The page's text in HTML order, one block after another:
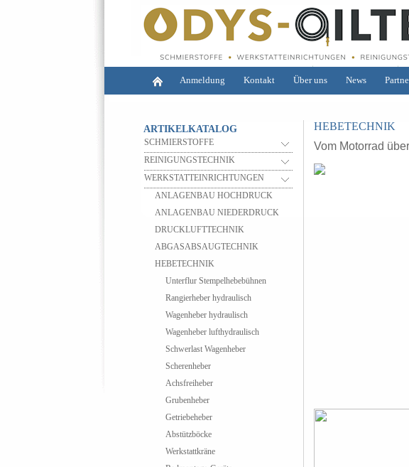
Anmeldung Kontakt Über uns News
ARTIKELKATALOG
SCHMIERSTOFFE
REINIGUNGSTECHNIK
WERKSTATTEINRICHTUNGEN
ANLAGENBAU HOCHDRUCK
ANLAGENBAU NIEDERDRUCK
DRUCKLUFTTECHNIK
ABGASABSAUGTECHNIK
HEBETECHNIK
Unterflur Stempelhebebühnen
Rangierheber hydraulisch
Wagenheber hydraulisch
Wagenheber lufthydraulisch
Schwerlast Wagenheber
Scherenheber
Achsfreiheber
Grubenheber
Getriebeheber
Abstützböcke
Werkstattkräne
HEBETECHNIK
Vom Motorrad